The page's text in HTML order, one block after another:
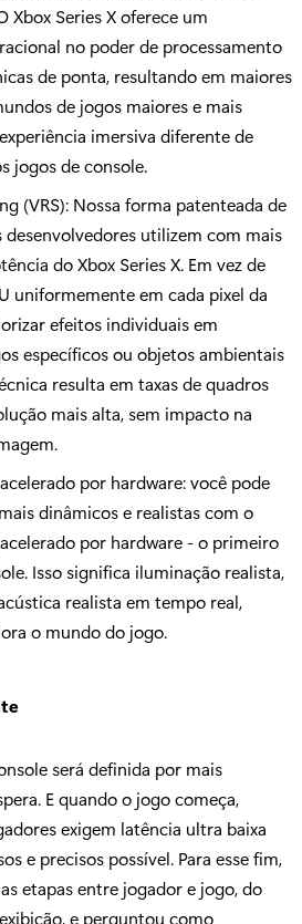
Xbox Series X oferece um
no poder de processamento
de ponta, resultando em maiores
de jogos maiores e mais
imersiva diferente de
jogos de console.
(VRS): Nossa forma patenteada de
desenvolvedores utilizem com mais
do Xbox Series X. Em vez de
uniformemente em cada pixel da
efeitos individuais em
específicos ou objetos ambientais
resulta em taxas de quadros
mais alta, sem impacto na
por hardware: você pode
dinâmicos e realistas com o
por hardware - o primeiro
Isso significa iluminação realista,
realista em tempo real,
o mundo do jogo.
será definida por mais
E quando o jogo começa,
exigem latência ultra baixa
e precisos possível. Para esse fim,
etapas entre jogador e jogo, do
e perguntou como